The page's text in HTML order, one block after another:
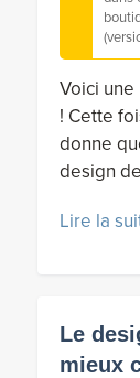
Voici
! Cette
donne
design
Lire la
Le
mieux